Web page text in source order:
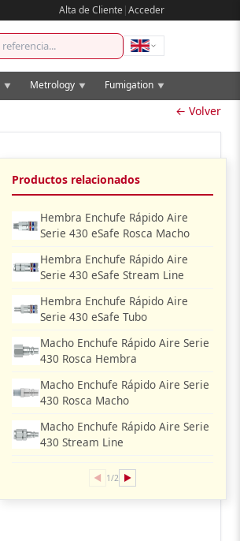
Alta de Cliente|Acceder
▼ Metrology ▼ Fumigation ▼
← Volver
Productos relacionados
Hembra Enchufe Rápido Aire
Serie 430 eSafe Rosca Macho
Hembra Enchufe Rápido Aire
Serie 430 eSafe Stream Line
Hembra Enchufe Rápido Aire
Serie 430 eSafe Tubo
Macho Enchufe Rápido Aire Serie
430 Rosca Hembra
Macho Enchufe Rápido Aire Serie
430 Rosca Macho
Macho Enchufe Rápido Aire Serie
430 Stream Line
◀ 1/2 ▶